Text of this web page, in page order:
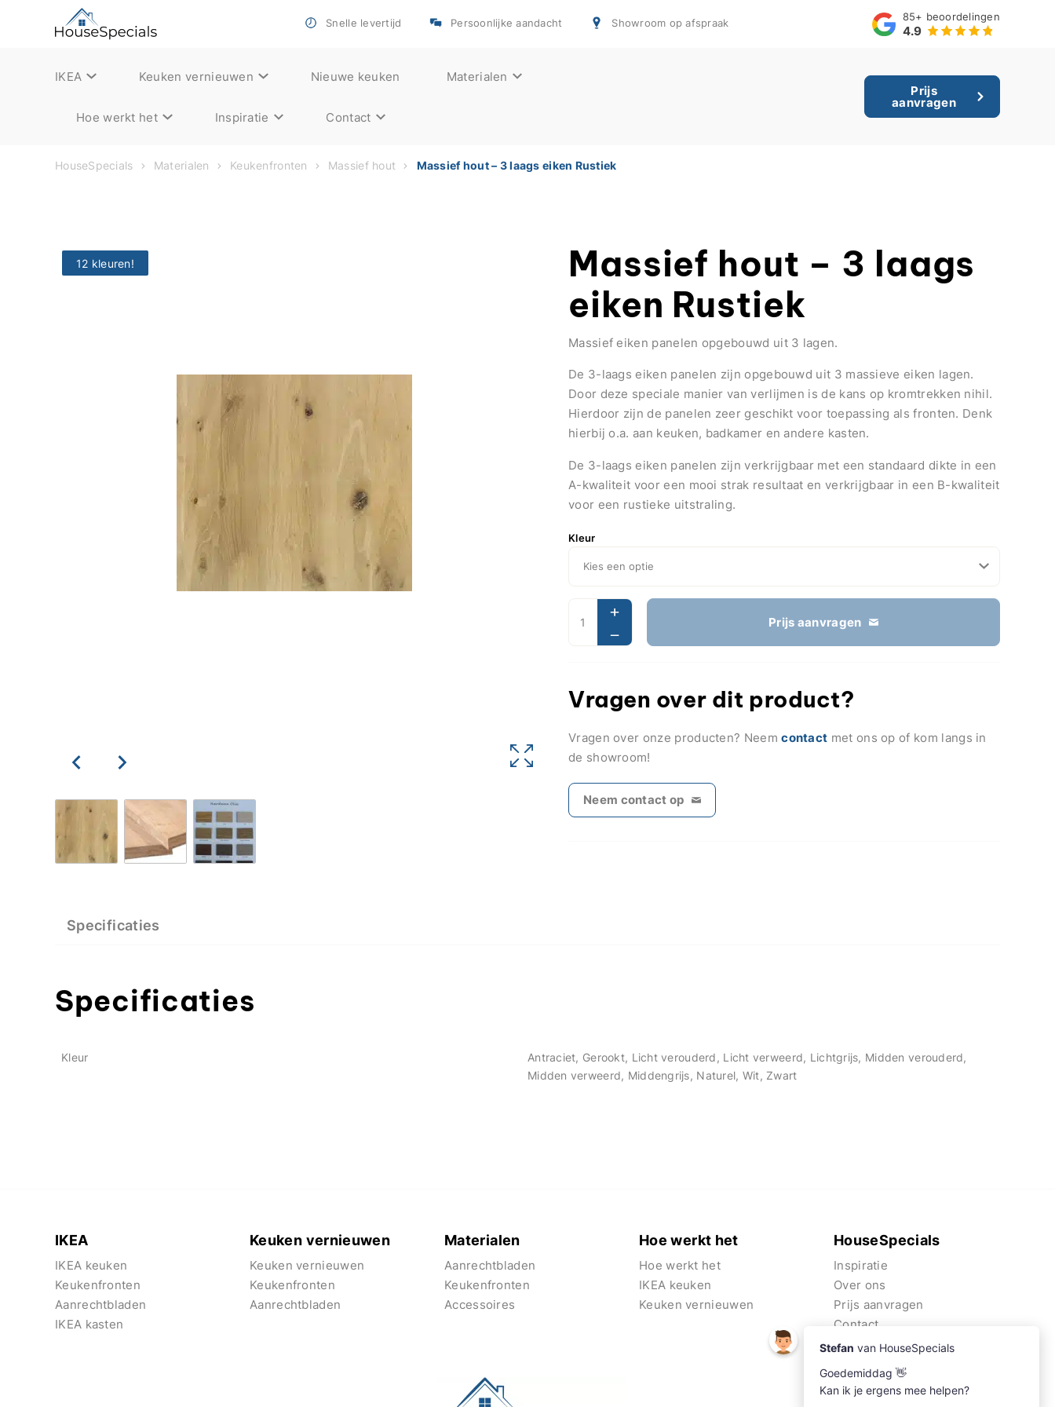
Snelle levertijd Persoonlijke aandacht Showroom op afspraak 85+ beoordelingen
4.9
IKEA Keuken vernieuwen Nieuwe keuken Materialen
Hoe werkt het Inspiratie Contact
Prijs
aanvragen
HouseSpecials Materialen Keukenfronten Massief hout Massief hout – 3 laags eiken Rustiek
12 kleuren!
Massief hout – 3 laags
eiken Rustiek
Massief eiken panelen opgebouwd uit 3 lagen.
De 3-laags eiken panelen zijn opgebouwd uit 3 massieve eiken lagen.
Door deze speciale manier van verlijmen is de kans op kromtrekken nihil.
Hierdoor zijn de panelen zeer geschikt voor toepassing als fronten. Denk
hierbij o.a. aan keuken, badkamer en andere kasten.
De 3-laags eiken panelen zijn verkrijgbaar met een standaard dikte in een
A-kwaliteit voor een mooi strak resultaat en verkrijgbaar in een B-kwaliteit
voor een rustieke uitstraling.
Kleur
Prijs aanvragen
Vragen over dit product?
Vragen over onze producten? Neemcontact met ons op of kom langs in
de showroom!
Neem contact op
Specificaties
Specificaties
Kleur
Antraciet, Gerookt, Licht verouderd, Licht verweerd, Lichtgrijs, Midden verouderd,
Midden verweerd, Middengrijs, Naturel, Wit, Zwart
IKEA
IKEA keuken
Keukenfronten
Aanrechtbladen
IKEA kasten
Keuken vernieuwen
Keuken vernieuwen
Keukenfronten
Aanrechtbladen
Materialen
Aanrechtbladen
Keukenfronten
Accessoires
Hoe werkt het
Hoe werkt het
IKEA keuken
Keuken vernieuwen
HouseSpecials
Inspiratie
Over ons
Prijs aanvragen
Contact
Algemene voorwaarden